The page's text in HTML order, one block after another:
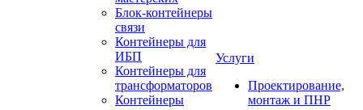
Блок-контейнеры
связи
Контейнеры для
ИБП
Контейнеры для
трансформаторов
Контейнеры
Услуги
Проектирование,
монтаж и ПНР